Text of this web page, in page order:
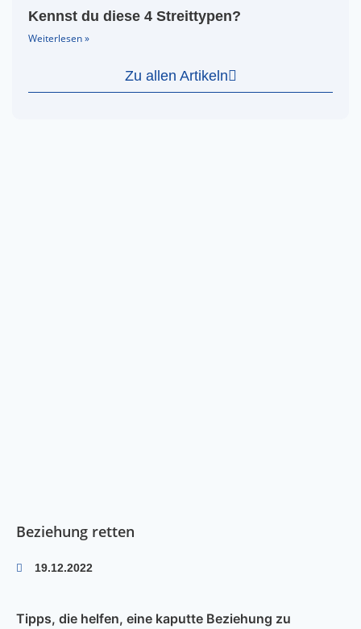
Beziehung retten
19.12.2022
Tipps, die helfen, eine kaputte Beziehung zu
Kennst du diese 4 Streittypen?
Weiterlesen »
Zu allen Artikeln